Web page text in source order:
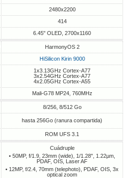
2480x2200
414
6.45" OLED, 2700х1160
HarmonyOS 2
HiSilicon Kirin 9000
1x3.13GHz Cortex-A77
3x2.54GHz Cortex-A77
4x2.05GHz Cortex-A55
Mali-G78 MP24, 760MHz
8/256, 8/512 Go
hasta 256Go (ranura compartida)
ROM UFS 3.1
Cuádruple
• 50MP, f/1.9, 23mm (wide), 1/1.28", 1.22µm,
PDAF, OIS, Laser AF
• 12MP, f/2.4, 70mm (telephoto), PDAF, OIS, 3x
optical zoom